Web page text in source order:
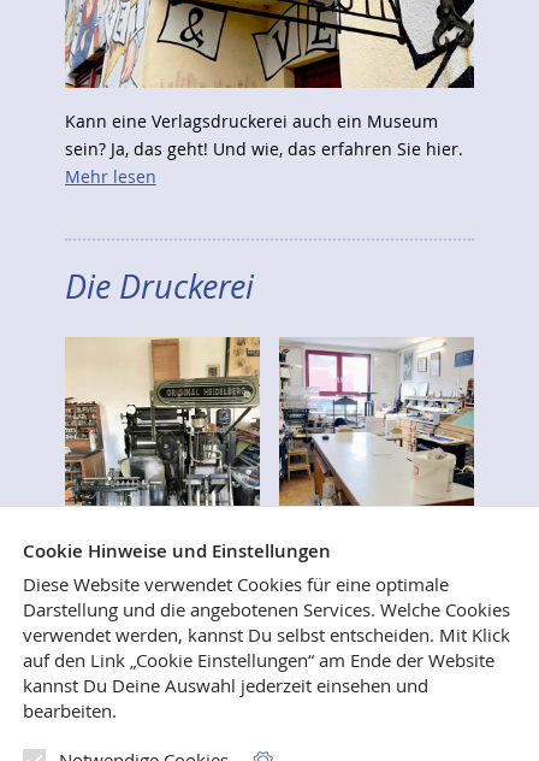
Kann eine Verlagsdruckerei auch ein Museum
sein? Ja, das geht! Und wie, das erfahren Sie hier.
Mehr lesen
Die Druckerei
Wer immer schon mal wissen wollte, wie Bücher
gesetzt, gedruckt und gebunden werden, ist
herzlich eingeladen, uns in unseren Verlags- und
Cookie Hinweise und Einstellungen
Diese Website verwendet Cookies für eine optimale
Darstellung und die angebotenen Services. Welche Cookies
verwendet werden, kannst Du selbst entscheiden. Mit Klick
auf den Link „Cookie Einstellungen“ am Ende der Website
kannst Du Deine Auswahl jederzeit einsehen und
bearbeiten.